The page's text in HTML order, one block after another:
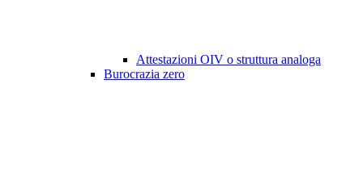
Attestazioni OIV o struttura analoga
Burocrazia zero